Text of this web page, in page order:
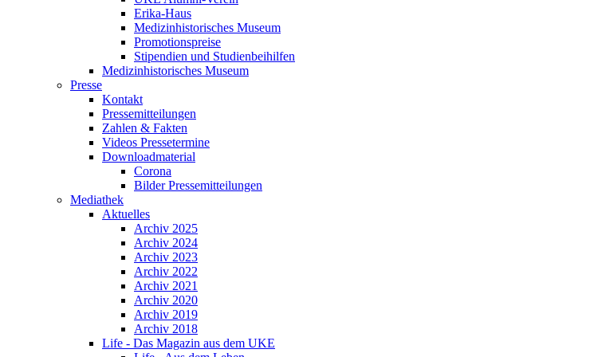
Erika-Haus
Medizinhistorisches Museum
Promotionspreise
Stipendien und Studienbeihilfen
Medizinhistorisches Museum
Presse
Kontakt
Pressemitteilungen
Zahlen & Fakten
Videos Pressetermine
Downloadmaterial
Corona
Bilder Pressemitteilungen
Mediathek
Aktuelles
Archiv 2025
Archiv 2024
Archiv 2023
Archiv 2022
Archiv 2021
Archiv 2020
Archiv 2019
Archiv 2018
Life - Das Magazin aus dem UKE